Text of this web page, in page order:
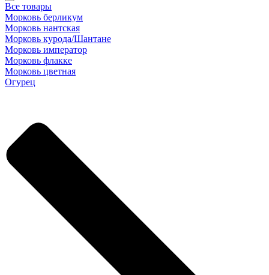
Все товары
Морковь берликум
Морковь нантская
Морковь курода/Шантане
Морковь император
Морковь флакке
Морковь цветная
Огурец